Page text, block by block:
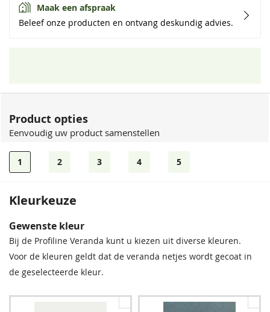
Maak een afspraak
Beleef onze producten en ontvang deskundig advies.
Product opties
Eenvoudig uw product samenstellen
1 2 3 4 5
Kleurkeuze
Bij deze veranda ontvangt u GRATIS dakbeplating. U heeft de
keuze uit Helder of Opaal.
Gewenste kleur
Bij de Profiline Veranda kunt u kiezen uit diverse kleuren.
Voor de kleuren geldt dat de veranda netjes wordt gecoat in
de geselecteerde kleur.